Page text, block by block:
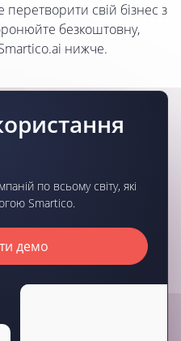
свій бізнес з
безкоштовну,
нижче.
по всьому світу, які
Smartico.
демо